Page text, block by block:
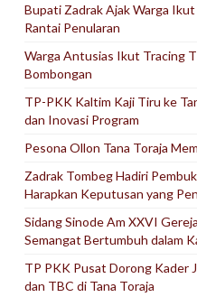
Bupati Zadrak Ajak Warga
Rantai Penularan
Warga Antusias Ikut Tracing
Bombongan
TP-PKK Kaltim Kaji Tiru ke
dan Inovasi Program
Pesona Ollon Tana Toraja
Zadrak Tombeg Hadiri
Harapkan Keputusan yang
Sidang Sinode Am XXVI
Semangat Bertumbuh dalam
TP PKK Pusat Dorong Kader
dan TBC di Tana Toraja